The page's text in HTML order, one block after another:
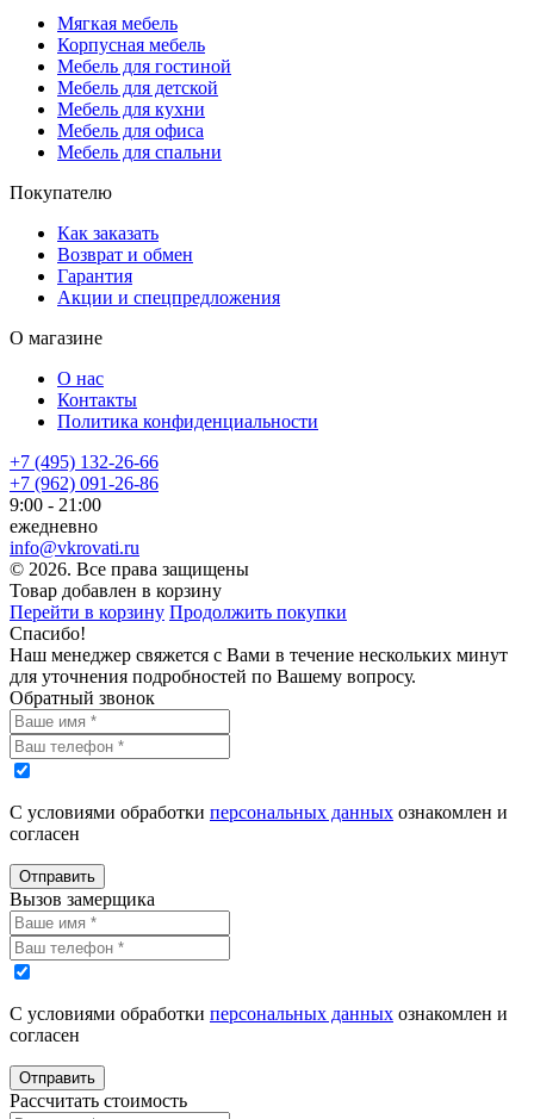
Мягкая мебель
Корпусная мебель
Мебель для гостиной
Мебель для детской
Мебель для кухни
Мебель для офиса
Мебель для спальни
Покупателю
Как заказать
Возврат и обмен
Гарантия
Акции и спецпредложения
О магазине
О нас
Контакты
Политика конфиденциальности
+7 (495) 132-26-66
+7 (962) 091-26-86
9:00 - 21:00
ежедневно
info@vkrovati.ru
© 2026. Все права защищены
Товар добавлен в корзину
Перейти в корзину Продолжить покупки
Спасибо!
Наш менеджер свяжется с Вами в течение нескольких минут
для уточнения подробностей по Вашему вопросу.
Обратный звонок
С условиями обработки персональных данных ознакомлен и
согласен
Отправить
Вызов замерщика
С условиями обработки персональных данных ознакомлен и
согласен
Отправить
Рассчитать стоимость